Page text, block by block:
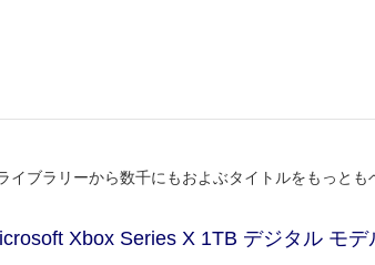
イブラリーから数千にもおよぶタイトルをもっとも
Xbox Series X 1TB デジタル モデ